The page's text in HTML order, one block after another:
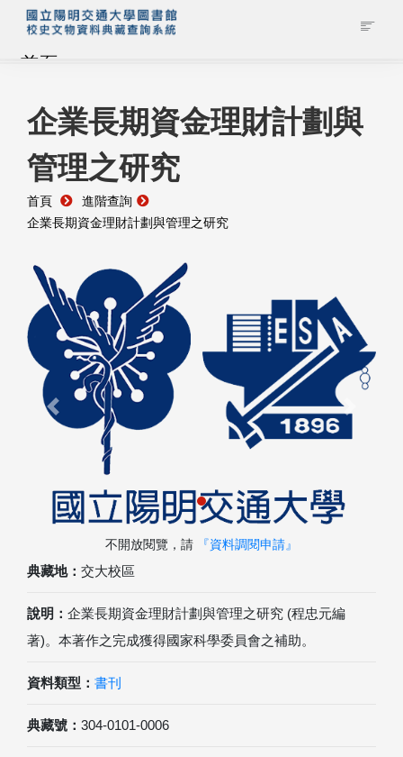
首頁
藏品查詢
校史館簡介
藏品清單全覽
資料調閱申請
管理者登入
企業長期資金理財計劃與
管理之研究
首頁
進階查詢
企業長期資金理財計劃與管理之研究
典藏地： 交大校區
說明： 企業長期資金理財計劃與管理之研究 (程忠元編
著)。本著作之完成獲得國家科學委員會之補助。
資料類型： 書刊
典藏號： 304-0101-0006
Previous Next
不開放閱覽，請 『資料調閱申請』